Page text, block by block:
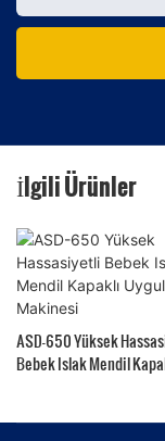
İlgili Ürünler
ASD-650 Yüksek
Bebek Islak Mendil